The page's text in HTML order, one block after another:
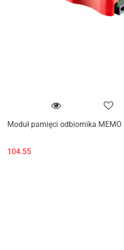
Moduł pamięci odbiornika MEMO
104.55